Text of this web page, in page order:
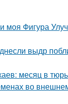
Фигура
выдр
месяц в
во